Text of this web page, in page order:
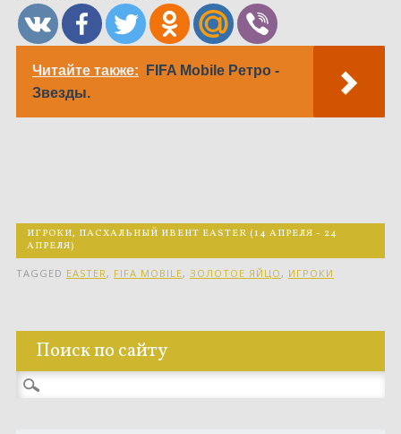
Читайте также:
FIFA Mobile Ретро -
Звезды.
ИГРОКИ, ПАСХАЛЬНЫЙ ИВЕНТ EASTER (14 АПРЕЛЯ - 24
АПРЕЛЯ)
TAGGED EASTER, FIFA MOBILE, ЗОЛОТОЕ ЯЙЦО , ИГРОКИ
Поиск по сайту
Найти: